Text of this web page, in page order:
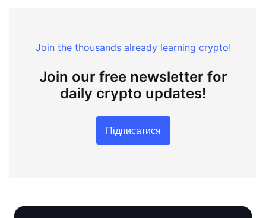
Join the thousands already learning crypto!
Join our free newsletter for
daily crypto updates!
Підписатися